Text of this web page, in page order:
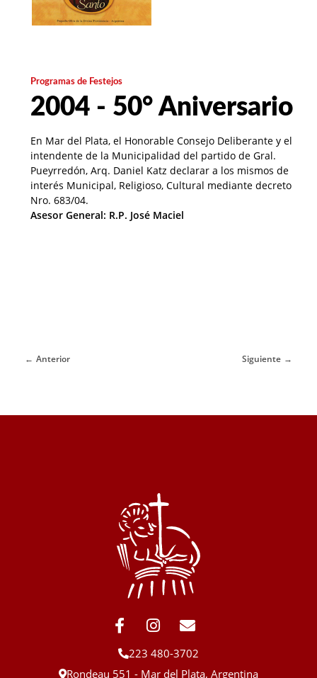
Programas de Festejos
2004 - 50° Aniversario
En Mar del Plata, el Honorable Consejo Deliberante y el
intendente de la Municipalidad del partido de Gral.
Pueyrredón, Arq. Daniel Katz declarar a los mismos de
interés Municipal, Religioso, Cultural mediante decreto
Nro. 683/04.
Asesor General: R.P. José Maciel
Anterior Siguiente
223 480-3702
Rondeau 551 - Mar del Plata, Argentina